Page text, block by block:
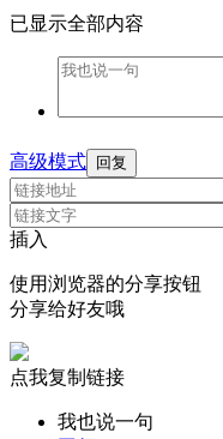
已显示全部内容
高级模式 回复
插入
使用浏览器的分享按钮
分享给好友哦
点我复制链接
我也说一句